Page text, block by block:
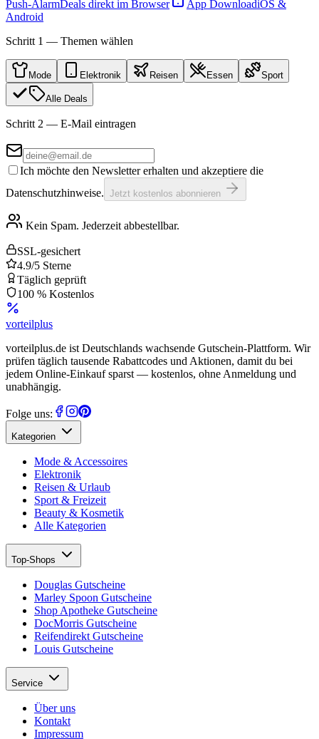
Push-AlarmDeals direkt im Browser App DownloadiOS &
Android
Schritt 1 — Themen wählen
Mode Elektronik Reisen Essen Sport
Alle Deals
Schritt 2 — E-Mail eintragen
Ich möchte den Newsletter erhalten und akzeptiere die
Datenschutzhinweise. Jetzt kostenlos abonnieren
Kein Spam. Jederzeit abbestellbar.
SSL-gesichert
4.9/5 Sterne
Täglich geprüft
100 % Kostenlos
vorteilplus
vorteilplus.de ist Deutschlands wachsende Gutschein-Plattform. Wir
prüfen täglich tausende Rabattcodes und Aktionen, damit du bei
jedem Online-Einkauf sparst — kostenlos, ohne Anmeldung und
unabhängig.
Folge uns:
Kategorien
Mode & Accessoires
Elektronik
Reisen & Urlaub
Sport & Freizeit
Beauty & Kosmetik
Alle Kategorien
Top-Shops
Douglas Gutscheine
Marley Spoon Gutscheine
Shop Apotheke Gutscheine
DocMorris Gutscheine
Reifendirekt Gutscheine
Louis Gutscheine
Service
Über uns
Kontakt
Impressum